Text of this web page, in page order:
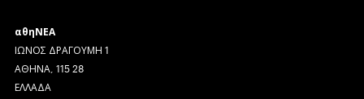
αθηΝΕΑ
ΙΩΝΟΣ ΔΡΑΓΟΥΜΗ 1
ΑΘΗΝΑ, 115 28
ΕΛΛΑΔΑ